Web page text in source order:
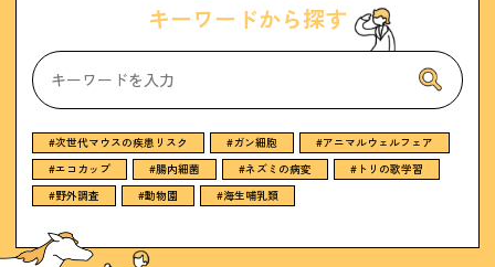
キーワー ドから探す
#次世代マウスの疾患リスク #ガン細胞
#アニマルウェルフェア
#エコカップ
#腸内細菌 #ネズミの病変
#トリの歌学習
#野外調査
#動物園 #海生哺乳類